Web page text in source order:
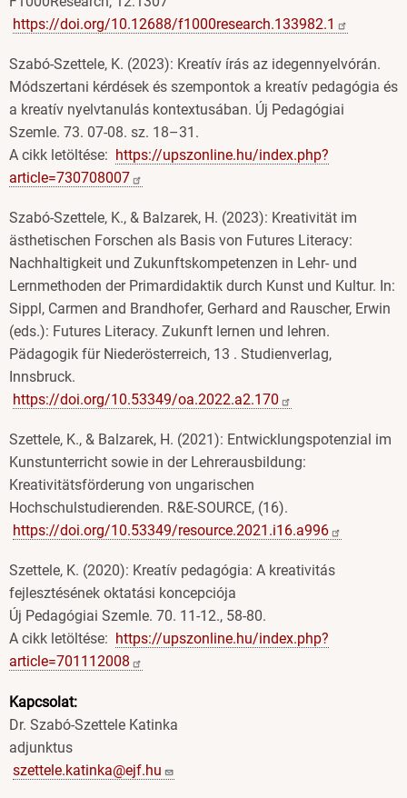
https://doi.org/10.12688/f1000research.133982.1
Szabó-Szettele, K. (2023): Kreatív írás az idegennyelvórán.
Módszertani kérdések és szempontok a kreatív pedagógia és
a kreatív nyelvtanulás kontextusában. Új Pedagógiai
Szemle. 73. 07-08. sz. 18–31.
A cikk letöltése: https://upszonline.hu/index.php?
article=730708007
Szabó-Szettele, K., & Balzarek, H. (2023): Kreativität im
ästhetischen Forschen als Basis von Futures Literacy:
Nachhaltigkeit und Zukunftskompetenzen in Lehr- und
Lernmethoden der Primardidaktik durch Kunst und Kultur. In:
Sippl, Carmen and Brandhofer, Gerhard and Rauscher, Erwin
(eds.): Futures Literacy. Zukunft lernen und lehren.
Pädagogik für Niederösterreich, 13 . Studienverlag,
Innsbruck.
https://doi.org/10.53349/oa.2022.a2.170
Szettele, K., & Balzarek, H. (2021): Entwicklungspotenzial im
Kunstunterricht sowie in der Lehrerausbildung:
Kreativitätsförderung von ungarischen
Hochschulstudierenden. R&E-SOURCE, (16).
https://doi.org/10.53349/resource.2021.i16.a996
Szettele, K. (2020): Kreatív pedagógia: A kreativitás
fejlesztésének oktatási koncepciója
Új Pedagógiai Szemle. 70. 11-12., 58-80.
A cikk letöltése: https://upszonline.hu/index.php?
article=701112008
Kapcsolat:
Dr. Szabó-Szettele Katinka
adjunktus
szettele.katinka@ejf.hu